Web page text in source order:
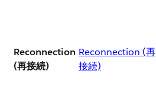
Reconnection
(再接続)
Reconnection (再
接続)